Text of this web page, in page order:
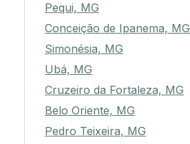
Pequi, MG
Conceição de Ipanema, MG
Simonésia, MG
Ubá, MG
Cruzeiro da Fortaleza, MG
Belo Oriente, MG
Pedro Teixeira, MG